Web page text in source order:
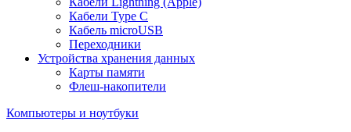
Кабели Type C
Кабель microUSB
Переходники
Устройства хранения данных
Карты памяти
Флеш-накопители
Компьютеры и ноутбуки